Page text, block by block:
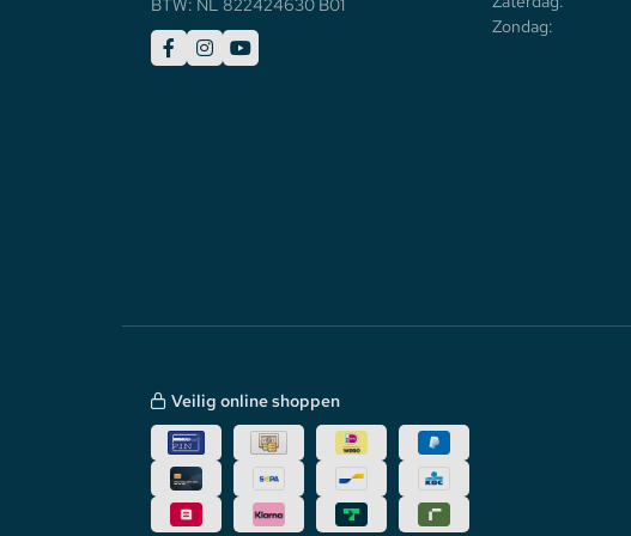
BTW: NL 822424630 B01
Zondag:
Veilig online shoppen